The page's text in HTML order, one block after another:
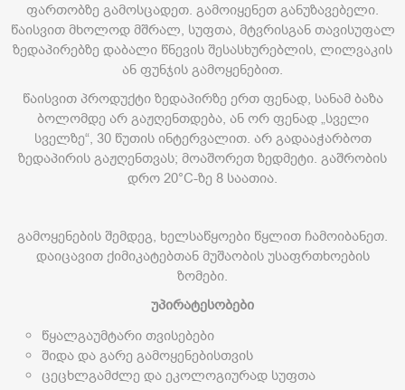
ფართობზე გამოსცადეთ. გამოიყენეთ განუზავებელი.
წაისვით მხოლოდ მშრალ, სუფთა, მტვრისგან თავისუფალ
ზედაპირებზე დაბალი წნევის შესასხურებლის, ლილვაკის
ან ფუნჯის გამოყენებით.
წაისვით პროდუქტი ზედაპირზე ერთ ფენად, სანამ ბაზა
ბოლომდე არ გაჟღენთდება, ან ორ ფენად „სველი
სველზე“, 30 წუთის ინტერვალით. არ გადააჭარბოთ
ზედაპირის გაჟღენთვას; მოაშორეთ ზედმეტი. გაშრობის
დრო 20°C-ზე 8 საათია.
გამოყენების შემდეგ, ხელსაწყოები წყლით ჩამოიბანეთ.
დაიცავით ქიმიკატებთან მუშაობის უსაფრთხოების
ზომები.
უპირატესობები
წყალგაუმტარი თვისებები
შიდა და გარე გამოყენებისთვის
ცეცხლგამძლე და ეკოლოგიურად სუფთა